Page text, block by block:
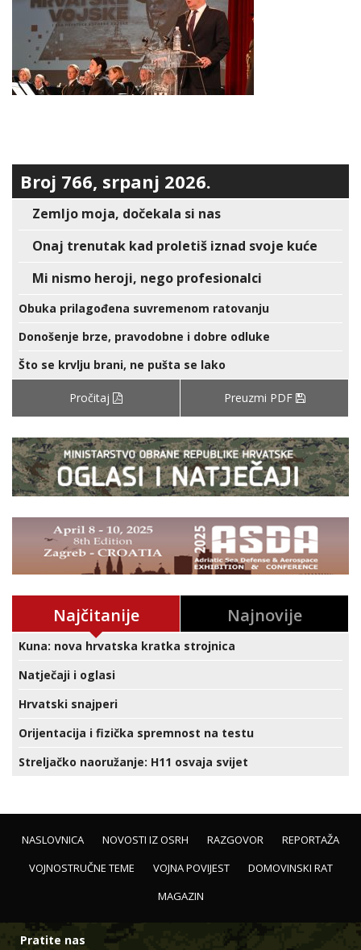
Broj 766, srpanj 2026.
Zemljo moja, dočekala si nas
Onaj trenutak kad proletiš iznad svoje kuće
Mi nismo heroji, nego profesionalci
Obuka prilagođena suvremenom ratovanju
Donošenje brze, pravodobne i dobre odluke
Što se krvlju brani, ne pušta se lako
Pročitaj Preuzmi PDF
Najčitanije Najnovije
Kuna: nova hrvatska kratka strojnica
Natječaji i oglasi
Hrvatski snajperi
Orijentacija i fizička spremnost na testu
Streljačko naoružanje: H11 osvaja svijet
NASLOVNICA NOVOSTI IZ OSRH RAZGOVOR
REPORTAŽA
VOJNOSTRUČNE TEME
VOJNA POVIJEST
DOMOVINSKI RAT
MAGAZIN
Pratite nas